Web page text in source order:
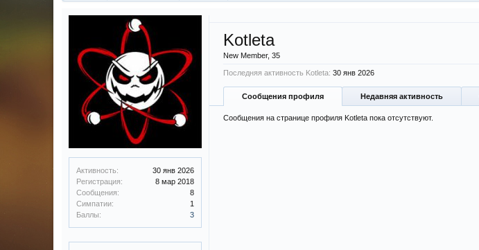
Активность:
30 янв 2026
Регистрация:
8 мар 2018
Сообщения:
8
Симпатии:
1
Баллы:
3
Kotleta
New Member, 35
Последняя активность Kotleta: 30 янв 2026
Сообщения профиля Недавняя активность
Сообщения на странице профиля Kotleta пока отсутствуют.